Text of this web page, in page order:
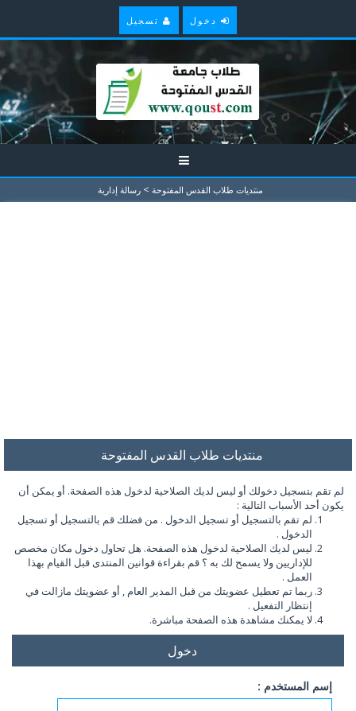
دخول تسجيل
منتديات طلاب القدس المفتوحة > رسالة إدارية
منتديات طلاب القدس المفتوحة
لم تقم بتسجيل دخولك أو ليس لديك الصلاحية لدخول هذه الصفحة. أو يمكن أن
يكون أحد الأسباب التالية :
لم تقم بالتسجيل أو تسجيل الدخول . من فضلك قم بالتسجيل أو تسجيل
الدخول .
ليس لديك الصلاحية لدخول هذه الصفحة. هل تحاول دخول مكان مخصص
للإداريين ولا يسمح لك به ؟ قم بقراءة قوانين المنتدى قبل القيام بهذا
العمل .
ربما تم تعطيل عضويتك من قبل المدير العام , أو عضويتك مازالت في
إنتظار التفعيل .
لا يمكنك مشاهدة هذه الصفحة مباشرة.
دخول
إسم المستخدم :